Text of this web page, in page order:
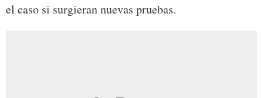
el caso si surgieran nuevas pruebas.